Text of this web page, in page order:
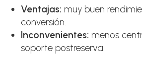
Ventajas: muy buen
conversión.
Inconvenientes: menos
soporte postreserva.